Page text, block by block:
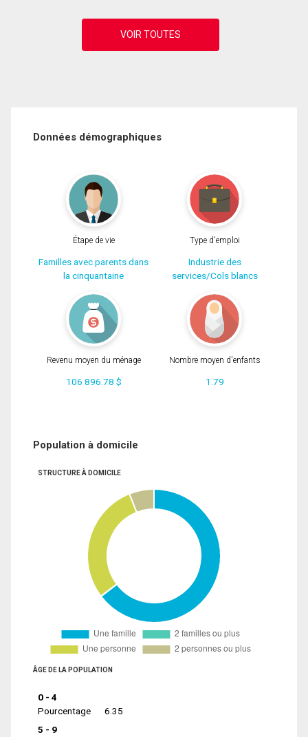
Données démographiques
Étape de vie
Familles avec parents dans
la cinquantaine
Type d'emploi
Industrie des
services/Cols blancs
Revenu moyen du ménage
106 896.78 $
Nombre moyen d'enfants
1.79
Population à domicile
STRUCTURE À DOMICILE
ÂGE DE LA POPULATION
0 - 4
Pourcentage
6.35
5 - 9